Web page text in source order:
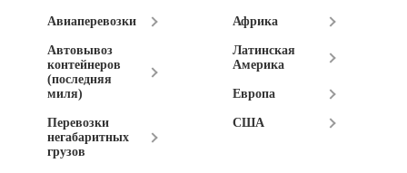
Авиаперевозки
Автовывоз
контейнеров
(последняя
миля)
Перевозки
негабаритных
грузов
Африка
Латинская
Америка
Европа
США